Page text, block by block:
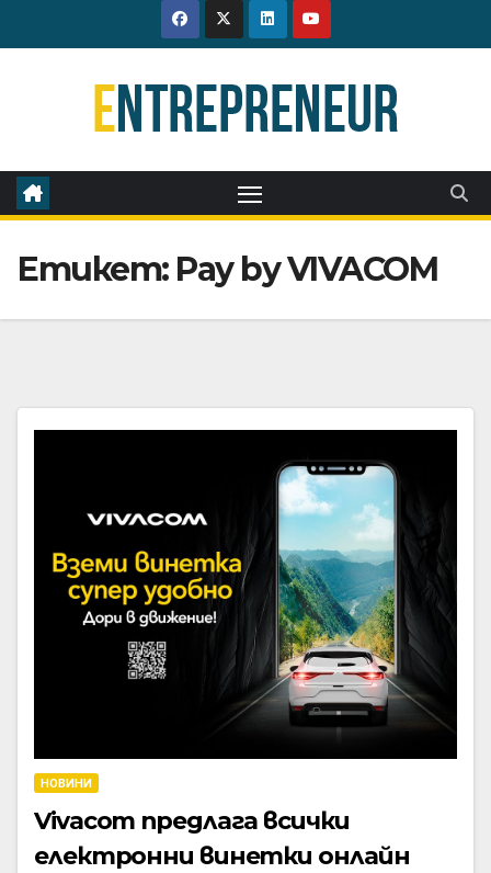
to
Етикет: Pay by VIVACOM
НОВИНИ
Vivacom предлага всички
електронни винетки онлайн